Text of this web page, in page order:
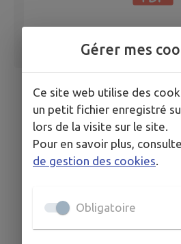
Gérer mes
Ce site web utilise des
un petit fichier enregistré
lors de la visite sur le site.
Pour en savoir plus,
de gestion des cookies
Obligatoire